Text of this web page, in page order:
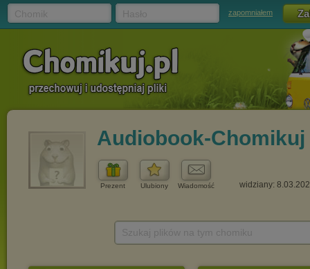
zapomniałem
Audiobook-Chomikuj
Prezent Ulubiony Wiadomość widziany: